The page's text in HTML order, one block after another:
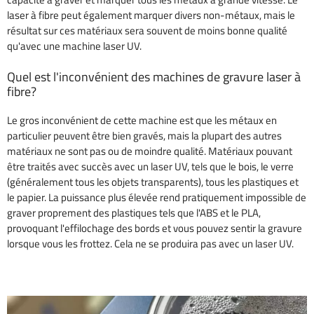
laser à fibre peut également marquer divers non-métaux, mais le
résultat sur ces matériaux sera souvent de moins bonne qualité
qu'avec une machine laser UV.
Quel est l'inconvénient des machines de gravure laser à
fibre?
Le gros inconvénient de cette machine est que les métaux en
particulier peuvent être bien gravés, mais la plupart des autres
matériaux ne sont pas ou de moindre qualité. Matériaux pouvant
être traités avec succès avec un laser UV, tels que le bois, le verre
(généralement tous les objets transparents), tous les plastiques et
le papier. La puissance plus élevée rend pratiquement impossible de
graver proprement des plastiques tels que l'ABS et le PLA,
provoquant l'effilochage des bords et vous pouvez sentir la gravure
lorsque vous les frottez. Cela ne se produira pas avec un laser UV.